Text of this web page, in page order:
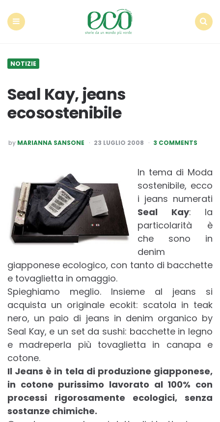
NOTIZIE
Seal Kay, jeans
ecosostenibile
POSTED
BY
by MARIANNA SANSONE 23 LUGLIO 2008 3 COMMENTS
In tema di Moda
sostenibile, ecco
i jeans numerati
Seal Kay: la
particolarità è
che sono in
denim
giapponese ecologico, con tanto di bacchette
e tovaglietta in omaggio.
Spieghiamo meglio. Insieme al jeans si
acquista un originale ecokit: scatola in teak
nero, un paio di jeans in denim organico by
Seal Kay, e un set da sushi: bacchette in legno
e madreperla più tovaglietta in canapa e
cotone.
Il Jeans è in tela di produzione giapponese,
in cotone purissimo lavorato al 100% con
processi rigorosamente ecologici, senza
sostanze chimiche.